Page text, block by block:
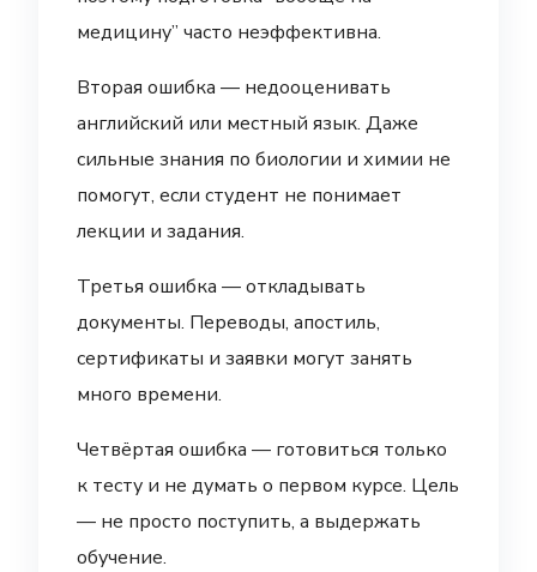
медицину” часто неэффективна.
Вторая ошибка — недооценивать
английский или местный язык. Даже
сильные знания по биологии и химии не
помогут, если студент не понимает
лекции и задания.
Третья ошибка — откладывать
документы. Переводы, апостиль,
сертификаты и заявки могут занять
много времени.
Четвёртая ошибка — готовиться только
к тесту и не думать о первом курсе. Цель
— не просто поступить, а выдержать
обучение.